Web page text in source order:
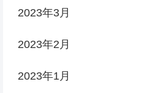
2023年3月
2023年2月
2023年1月